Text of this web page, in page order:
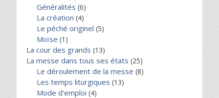
Généralités (6)
La création (4)
Le péché originel (5)
Moïse (1)
La cour des grands (13)
La messe dans tous ses états (25)
Le déroulement de la messe (8)
Les temps liturgiques (13)
Mode d'emploi (4)